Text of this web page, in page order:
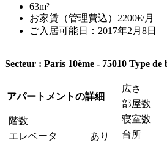
63m²
お家賃（管理費込）2200€/月
ご入居可能日：2017年2月8日
Secteur : Paris 10ème - 75010 Type de
アパートメントの詳細
階数
エレベータ
あり
広さ
部屋数
寝室数
台所